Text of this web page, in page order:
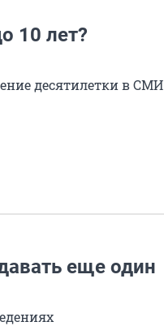
10 лет?
десятилетки в СМИ
еще один